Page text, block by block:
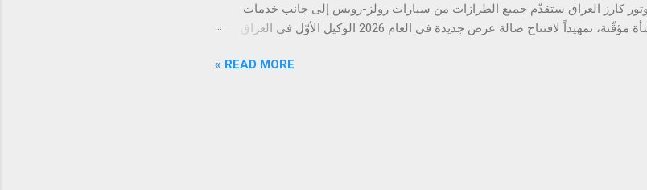
كارز العراق ستقدّم جميع الطرازات من سيارات رولز-رويس إلى جانب خدمات
الوكيل المُعتمد ضمن منشأة مؤقّتة، تمهيداً لافتتاح صالة عرض جديدة في العام 2026 الوكيل الأوّل في العراق
في الفترة المقبلة أعلنت رولز-رويس موتور كارز الشرق الأوسط وأفريقيا عن
READ MORE »